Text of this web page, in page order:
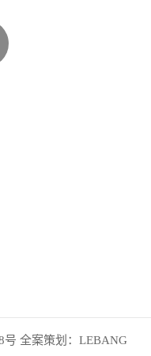
号 全案策划： LEBANG